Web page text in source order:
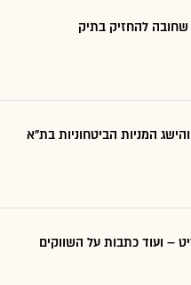
להחזיק בתיק
המניות הביטחוניות בת"א
– ועוד כתבות על השווקים